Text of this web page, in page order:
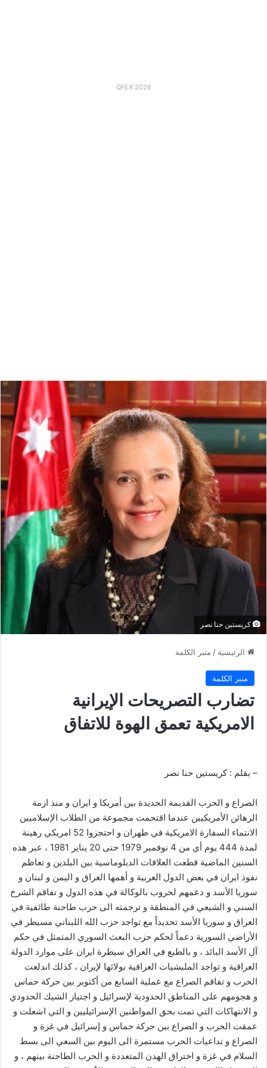
QFEX 2026
كريستين حنا نصر
الرئيسية / منبر الكلمة
منبر الكلمة
تضارب التصريحات الإيرانية
الامريكية تعمق الهوة للاتفاق
– بقلم : كريستين حنا نصر
الصراع و الحرب القديمة الجديدة بين أمريكا و ايران و منذ ازمة
الرهائن الأمريكيين عندما اقتحمت مجموعة من الطلاب الإسلاميين
الانتماء السفارة الامريكية في طهران و احتجزوا 52 امريكي رهينة
لمدة 444 يوم أي من 4 نوفمبر 1979 حتى 20 يناير 1981 ، عبر هذه
السنين الماضية قطعت العلاقات الدبلوماسية بين البلدين و تعاظم
نفوذ ايران في بعض الدول العربية و أهمها العراق و اليمن و لبنان و
سوريا الأسد و دعمهم لحروب بالوكالة في هذه الدول و تفاقم الشرخ
السني و الشيعي في المنطقة و ترجمته الى حرب طاحنة طائفية في
العراق و سوريا الأسد تحديداً مع تواجد حزب الله اللبناني مسيطر في
الأراضي السورية دعماً لحكم حزب البعث السوري المتمثل في حكم
آل الأسد البائد ، و بالطبع في العراق سيطرة ايران على موارد الدولة
العراقية و تواجد المليشيات العراقية بولائها لإيران ، كذلك اندلعت
الحرب و تفاقم الصراع مع عملية السابع من أكتوبر بين حركة حماس
و هجومهم على المناطق الحدودية لإسرائيل و اجتياز الشيك الحدودي
و الانتهاكات التي تمت بحق المواطنين الإسرائيليين و التي اشعلت و
عمقت الحرب و الصراع بين حركة حماس و إسرائيل في غزة و
الصراع و تداعيات الحرب مستمرة الى اليوم بين السعي الى بسط
السلام في غزة و اختراق الهدن المتعددة و الحرب الطاحنة بينهم ، و